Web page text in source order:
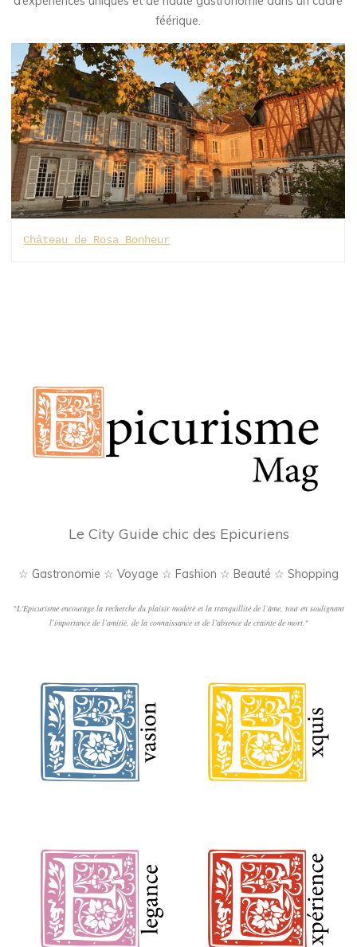
féérique.
Château de Rosa Bonheur
Le City Guide chic des Epicuriens
☆ Gastronomie ☆ Voyage ☆ Fashion ☆ Beauté ☆ Shopping
"L'Epicurisme encourage la recherche du plaisir modéré et la tranquillité de l’âme, tout en soulignant
l’importance de l’amitié, de la connaissance et de l’absence de crainte de mort."